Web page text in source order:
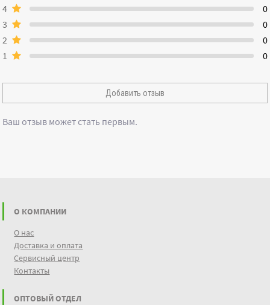
Ваш отзыв может стать первым.
4
0
3
0
2
0
1
0
Добавить отзыв
О КОМПАНИИ
О нас
Доставка и оплата
Сервисный центр
Контакты
ОПТОВЫЙ ОТДЕЛ